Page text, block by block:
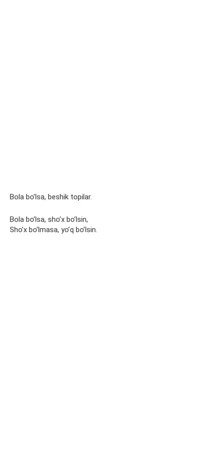
Bola bo’lsa, beshik topilar.
Bola bo’lsa, sho’x bo’lsin,
Sho’x bo’lmasa, yo’q bo’lsin.